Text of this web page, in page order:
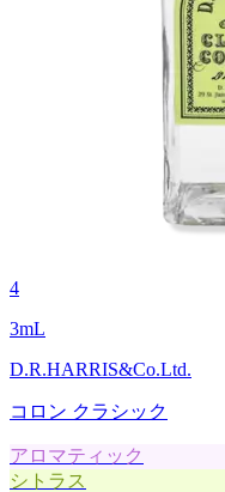
4
3mL
D.R.HARRIS&Co.Ltd.
コロン クラシック
アロマティック
シトラス